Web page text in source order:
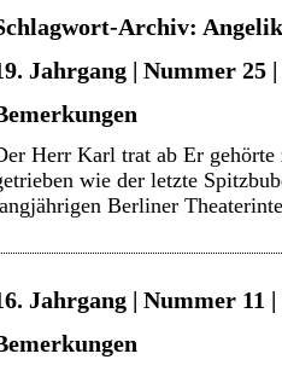
Archiv:
Jahrgang | Nummer 25
Herr Karl trat ab Er gehörte
wie der letzte
Berliner
Jahrgang | Nummer 11